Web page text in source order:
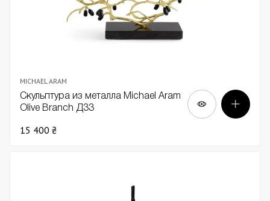
MICHAEL ARAM
Скульптура из металла Michael Aram
Olive Branch Д33
15 400 ₴